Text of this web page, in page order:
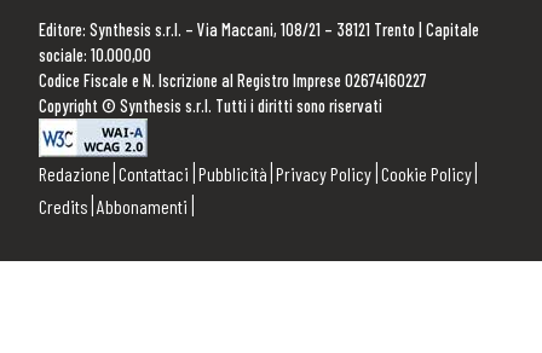
Editore: Synthesis s.r.l. – Via Maccani, 108/21 – 38121 Trento | Capitale
sociale: 10.000,00
Codice Fiscale e N. Iscrizione al Registro Imprese 02674160227
Copyright © Synthesis s.r.l. Tutti i diritti sono riservati
Redazione Contattaci Pubblicità Privacy Policy Cookie Policy
Credits Abbonamenti